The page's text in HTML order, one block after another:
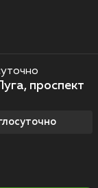
проспект